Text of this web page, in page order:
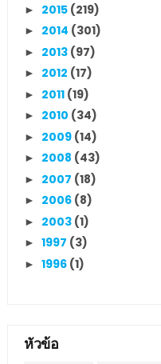
► 2015 (219)
► 2014 (301)
► 2013 (97)
► 2012 (17)
► 2011 (19)
► 2010 (34)
► 2009 (14)
► 2008 (43)
► 2007 (18)
► 2006 (8)
► 2003 (1)
► 1997 (3)
► 1996 (1)
หัวข้อ